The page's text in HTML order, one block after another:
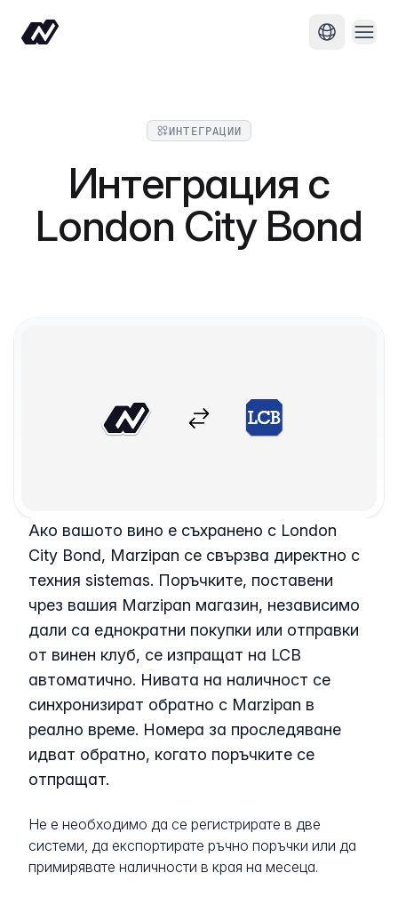
Смяна на
ИНТЕГРАЦИИ
Интеграция с
London City Bond
Ако вашото вино е съхранено с London
City Bond, Marzipan се свързва директно с
техния sistemas. Поръчките, поставени
чрез вашия Marzipan магазин, независимо
дали са еднократни покупки или отправки
от винен клуб, се изпращат на LCB
автоматично. Нивата на наличност се
синхронизират обратно с Marzipan в
реално време. Номера за проследяване
идват обратно, когато поръчките се
отпращат.
Не е необходимо да се регистрирате в две
системи, да експортирате ръчно поръчки или да
примирявате наличности в края на месеца.